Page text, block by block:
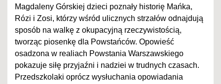
Magdaleny Górskiej dzieci poznały historię Mańka,
Rózi i Zosi, którzy wśród ulicznych strzałów odnajdują
sposób na walkę z okupacyjną rzeczywistością,
tworząc piosenkę dla Powstańców. Opowieść
osadzona w realiach Powstania Warszawskiego
pokazuje siłę przyjaźni i nadziei w trudnych czasach.
Przedszkolaki oprócz wysłuchania opowiadania